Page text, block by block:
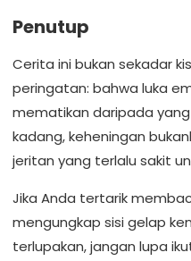
Penutup
Cerita ini bukan sekadar
peringatan: bahwa luka
mematikan daripada
kadang, keheningan
jeritan yang terlalu sakit
Jika Anda tertarik
mengungkap sisi gelap
terlupakan, jangan lupa